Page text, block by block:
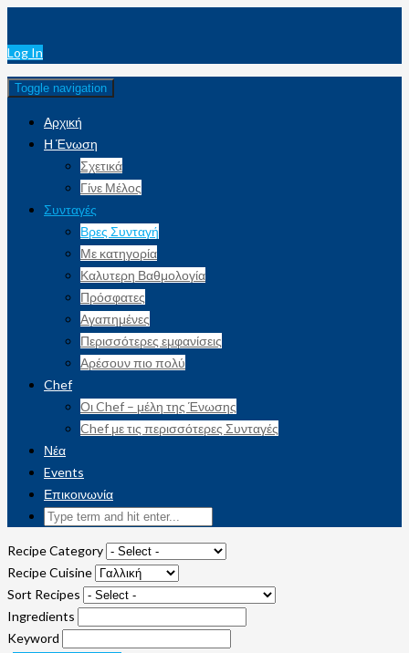
Log In
Toggle navigation
Αρχική
Η Ένωση
Σχετικά
Γίνε Μέλος
Συνταγές
Βρες Συνταγή
Με κατηγορία
Καλυτερη Βαθμολογία
Πρόσφατες
Αγαπημένες
Περισσότερες εμφανίσεις
Αρέσουν πιο πολύ
Chef
Οι Chef – μέλη της Ένωσης
Chef με τις περισσότερες Συνταγές
Νέα
Events
Επικοινωνία
Recipe Category
Recipe Cuisine
Sort Recipes
Ingredients
Keyword